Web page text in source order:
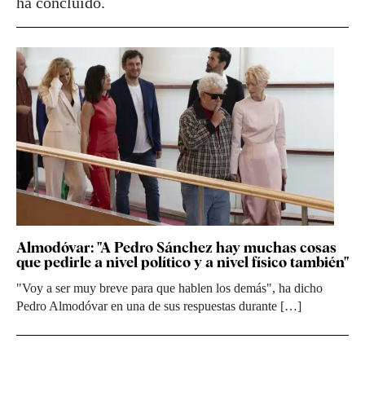
Almodóvar: "A Pedro Sánchez hay muchas cosas
que pedirle a nivel político y a nivel físico también"
"Voy a ser muy breve para que hablen los demás", ha dicho
Pedro Almodóvar en una de sus respuestas durante […]